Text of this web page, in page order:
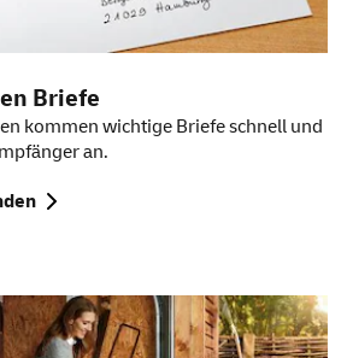
Briefe
kommen wichtige Briefe schnell und
an.